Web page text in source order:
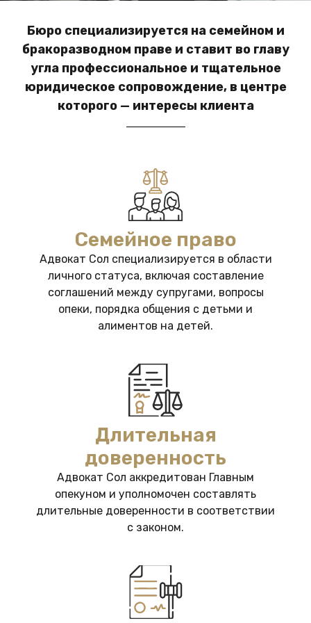
Бюро специализируется на семейном и
бракоразводном праве и ставит во главу
угла профессиональное и тщательное
юридическое сопровождение, в центре
которого — интересы клиента
Семейное право
Адвокат Сол специализируется в области
личного статуса, включая составление
соглашений между супругами, вопросы
опеки, порядка общения с детьми и
алиментов на детей.
Длительная
доверенность
Адвокат Сол аккредитован Главным
опекуном и уполномочен составлять
длительные доверенности в соответствии
с законом.